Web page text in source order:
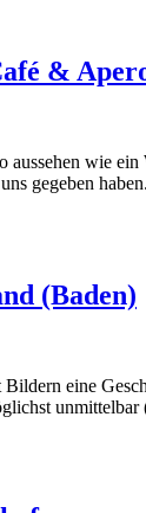
&
wie
gegeben
(Baden)
eine